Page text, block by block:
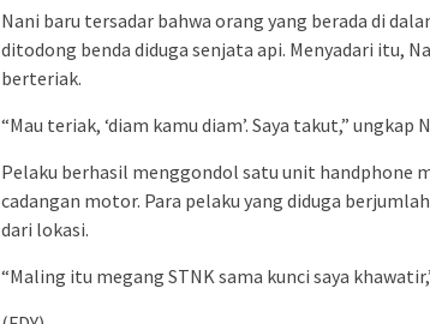
Nani baru tersadar bahwa orang yang berada di
ditodong benda diduga senjata api. Menyadari itu,
berteriak.
“Mau teriak, ‘diam kamu diam’. Saya takut,” ungkap
Pelaku berhasil menggondol satu unit handphone
cadangan motor. Para pelaku yang diduga
dari lokasi.
“Maling itu megang STNK sama kunci saya